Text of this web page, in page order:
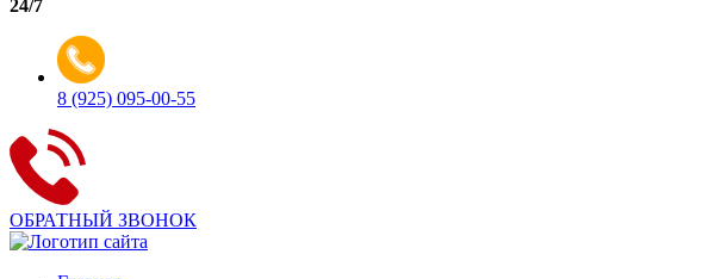
24/7
8 (925) 095-00-55
ОБРАТНЫЙ ЗВОНОК